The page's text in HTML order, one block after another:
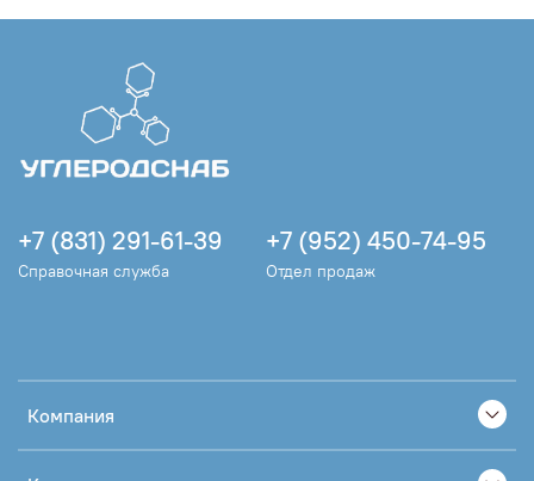
Компания
+7 (831) 291-61-39
Справочная служба
+7 (952) 450-74-95
Отдел продаж